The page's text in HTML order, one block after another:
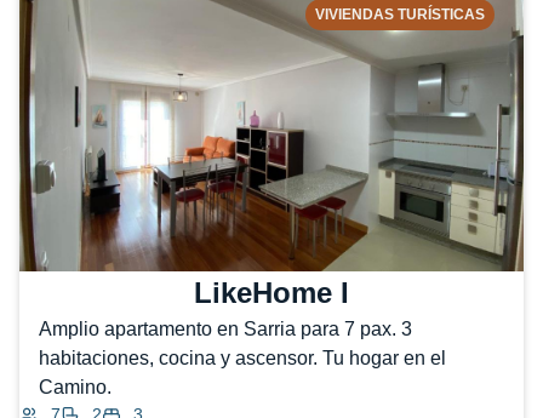
LikeHome I
Amplio apartamento en Sarria para 7 pax. 3
habitaciones, cocina y ascensor. Tu hogar en el
Camino.
VIVIENDAS TURÍSTICAS